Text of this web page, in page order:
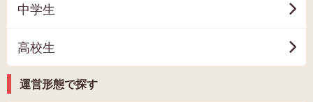
中学生
高校生
運営形態で探す